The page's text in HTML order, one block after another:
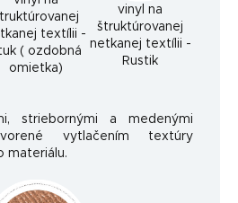
textílii -
( ozdobná
omietka)
vinyl na
štruktúrovanej
netkanej textílii -
Rustik
striebornými a medenými
vytlačením textúry
materiálu.